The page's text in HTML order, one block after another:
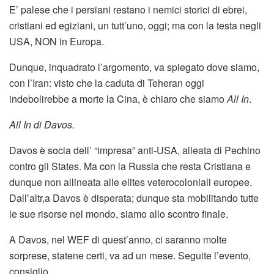
E’ palese che i persiani restano i nemici storici di ebrei,
cristiani ed egiziani, un tutt’uno, oggi; ma con la testa negli
USA, NON in Europa.
Dunque, inquadrato l’argomento, va spiegato dove siamo,
con l’Iran: visto che la caduta di Teheran oggi
indebolirebbe a morte la Cina, è chiaro che siamoAll In.
All In di Davos.
Davos è socia dell’ “impresa” anti-USA, alleata di Pechino
contro gli States. Ma con la Russia che resta Cristiana e
dunque non allineata alle elites veterocoloniali europee.
Dall’altr,a Davos è disperata; dunque sta mobilitando tutte
le sue risorse nel mondo, siamo allo scontro finale.
A Davos, nel WEF di quest’anno, ci saranno molte
sorprese, statene certi, va ad un mese. Seguite l’evento,
consiglio.